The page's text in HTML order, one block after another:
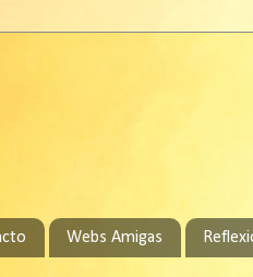
Webs Amigas